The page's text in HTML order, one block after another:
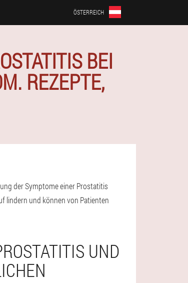
ÖSTERREICH
BEI
REZEPTE,
der Symptome einer Prostatitis
lindern und können von Patienten
UND